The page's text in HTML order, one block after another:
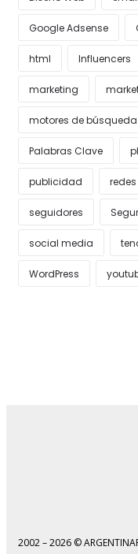
Google Adsense
html Influencers
marketing
motores de búsqueda
Palabras Clave
publicidad
seguidores
social media
WordPress
2002 – 2026 ©